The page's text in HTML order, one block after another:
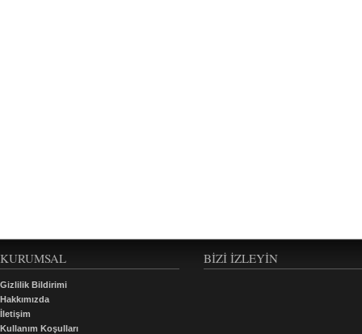
KURUMSAL
Gizlilik Bildirimi
Hakkımızda
İletişim
Kullanım Koşulları
BIZI İZLEYIN